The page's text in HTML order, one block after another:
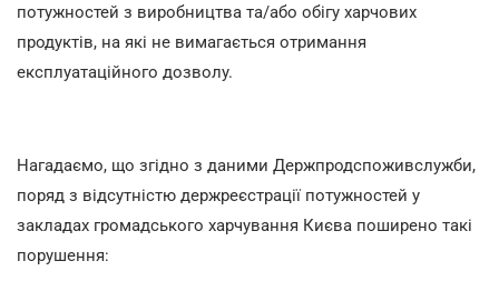
потужностей з виробництва та/або обігу харчових
продуктів, на які не вимагається отримання
експлуатаційного дозволу.
Нагадаємо, що згідно з даними Держпродспоживслужби,
поряд з відсутністю держреєстрації потужностей у
закладах громадського харчування Києва поширено такі
порушення: